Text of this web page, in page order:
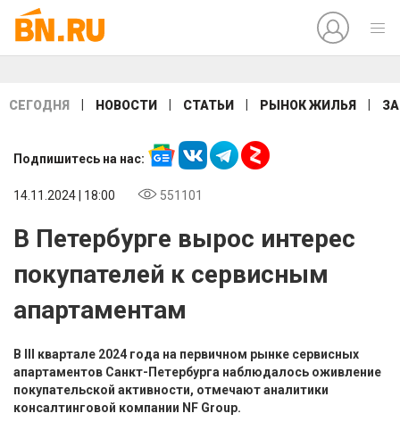
СЕГОДНЯ НОВОСТИ СТАТЬИ РЫНОК ЖИЛЬЯ
Подпишитесь на нас:
14.11.2024 | 18:00 551101
В Петербурге вырос интерес
покупателей к сервисным
апартаментам
В III квартале 2024 года на первичном рынке сервисных
апартаментов Санкт-Петербурга наблюдалось оживление
покупательской активности, отмечают аналитики
консалтинговой компании NF Group.